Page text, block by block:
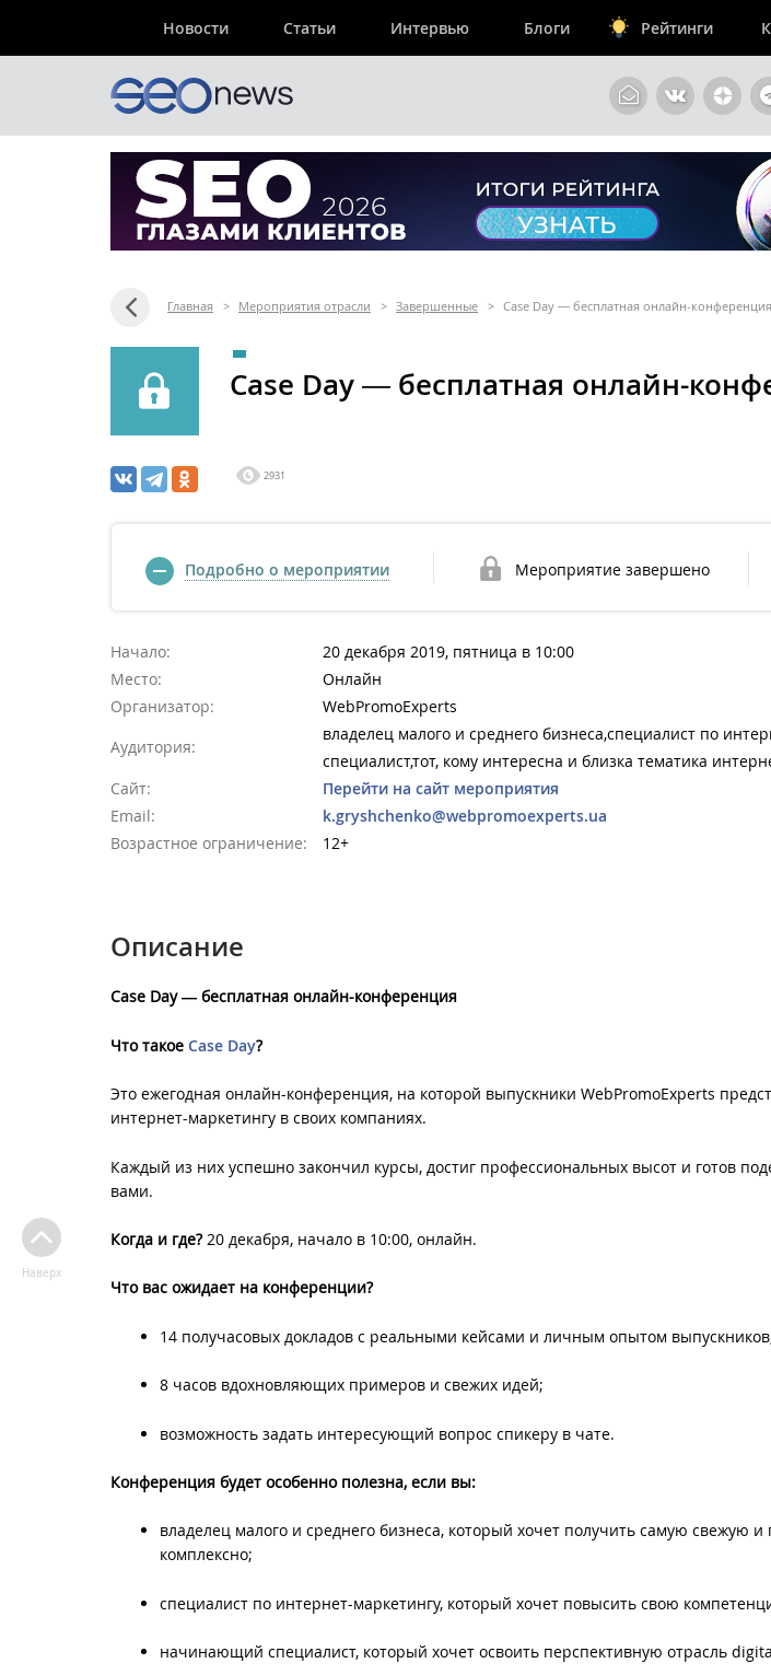
Новости Статьи Интервью Блоги Рейтинги
Главная > Мероприятия отрасли > Завершенные > Сase Day ― бесплатная онлайн-конференция
Сase Day ― бесплатная онлайн-
2931
Подробно о мероприятии Мероприятие завершено
Начало:
20 декабря 2019, пятница в 10:00
Место:
Онлайн
Организатор:
WebPromoExperts
Аудитория:
владелец малого и среднего бизнеса,специалист по
специалист,тот, кому интересна и близка тематика
Сайт:
Перейти на сайт мероприятия
Email:
k.gryshchenko@webpromoexperts.ua
Возрастное ограничение:
12+
Описание
Сase Day― бесплатная онлайн-конференция
Что такое Сase Day?
Это ежегодная онлайн-конференция, на которой выпускники WebPromoExperts
интернет-маркетингу в своих компаниях.
Каждый из них успешно закончил курсы, достиг профессиональных высот и готов
вами.
Когда и где?20 декабря, начало в 10:00, онлайн.
Что вас ожидает на конференции?
14 получасовых докладов с реальными кейсами и личным опытом
8 часов вдохновляющих примеров и свежих идей;
возможность задать интересующий вопрос спикеру в чате.
Конференция будет особенно полезна, если вы:
владелец малого и среднего бизнеса, который хочет получить самую свежую
комплексно;
специалист по интернет-маркетингу, который хочет повысить свою
начинающий специалист, который хочет освоить перспективную отрасль
Наверх